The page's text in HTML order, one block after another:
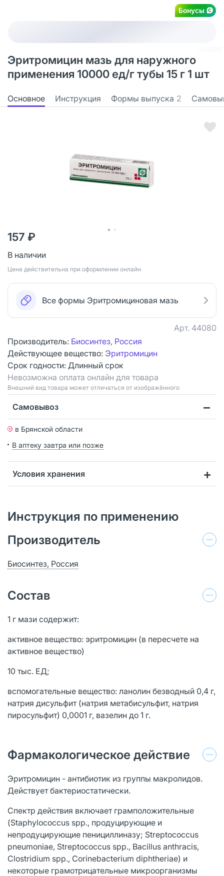
Бонусы
Эритромицин мазь для наружного
применения 10000 ед/г тубы 15 г 1 шт
Основное Инструкция Формы выпуска 2
157 ₽
В наличии
Цена действительна при оформлении онлайн
Все формы Эритромициновая мазь
Арт. 44080
Производитель: Биосинтез, Россия
Действующее вещество: Эритромицин
Срок годности: Длинный срок
Невозможна оплата онлайн для товара
Bнешний вид товара может отличаться от изображённого
Самовывоз
в Брянской области
В аптеку завтра или позже
Условия хранения
Инструкция по применению
Производитель
Биосинтез, Россия
Состав
1 г мази содержит:
активное вещество: эритромицин (в пересчете на
активное вещество)
10 тыс. ЕД;
вспомогательные вещество: ланолин безводный 0,4 г,
натрия дисульфит (натрия метабисульфит, натрия
пиросульфит) 0,0001 г, вазелин до 1 г.
Фармакологическое действие
Эритромицин - антибиотик из группы макролидов.
Действует бактериостатически.
Спектр действия включает грамположительные
(Staphylococcus spp., продуцирующие и
непродуцирующие пенициллиназу; Streptococcus
pneumoniae, Streptococcus spp., Bacillus anthracis,
Clostridium spp., Corinebacterium diphtheriae) и
некоторые грамотрицательные микроорганизмы